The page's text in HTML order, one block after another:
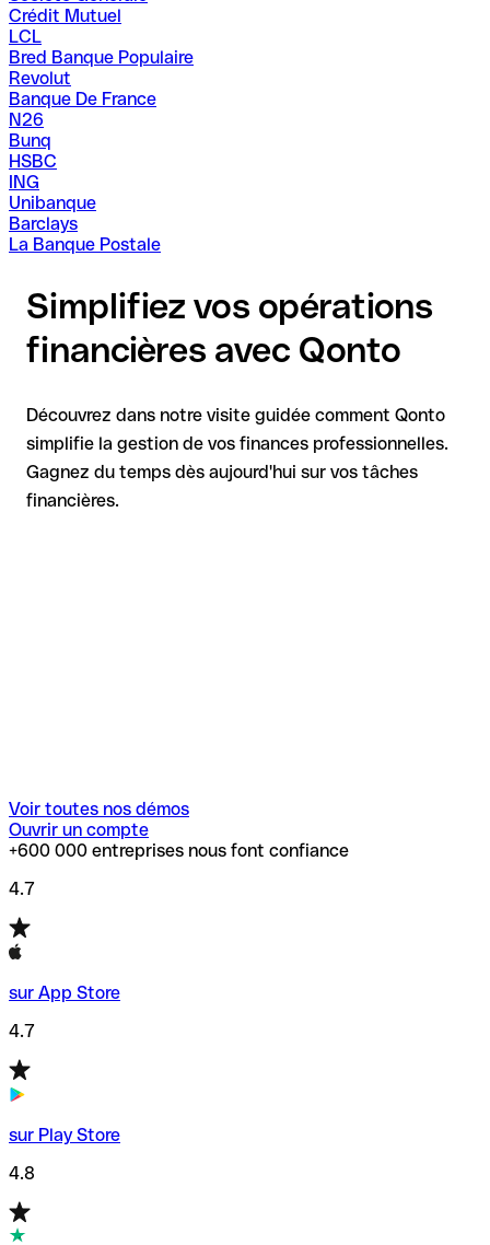
Crédit Mutuel
LCL
Bred Banque Populaire
Revolut
Banque De France
N26
Bunq
HSBC
ING
Unibanque
Barclays
La Banque Postale
Simplifiez vos opérations
financières avec Qonto
Découvrez dans notre visite guidée comment Qonto
simplifie la gestion de vos finances professionnelles.
Gagnez du temps dès aujourd'hui sur vos tâches
financières.
Voir toutes nos démos
Ouvrir un compte
+600 000 entreprises nous font confiance
4.7
sur App Store
4.7
sur Play Store
4.8